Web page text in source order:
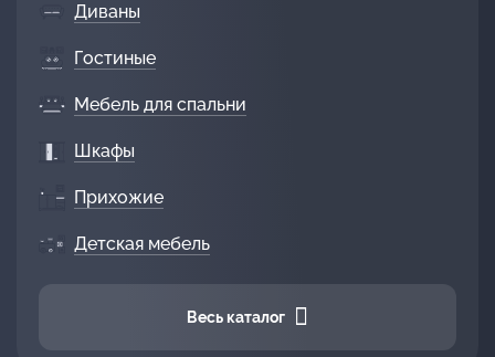
Диваны
Гостиные
Мебель для спальни
Шкафы
Прихожие
Детская мебель
Весь каталог